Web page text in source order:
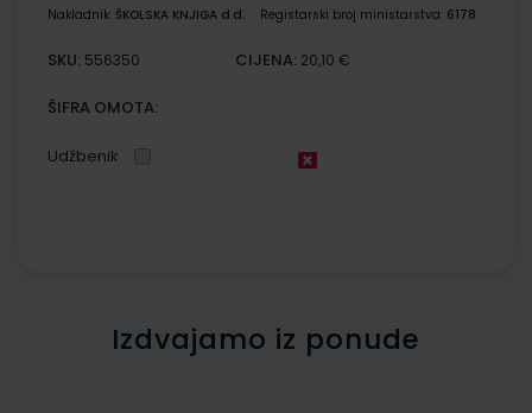
Nakladnik: ŠKOLSKA KNJIGA d.d. Registarski broj ministarstva: 6178
SKU: 556350 CIJENA: 20,10 €
ŠIFRA OMOTA:
Udžbenik
Izdvajamo iz ponude